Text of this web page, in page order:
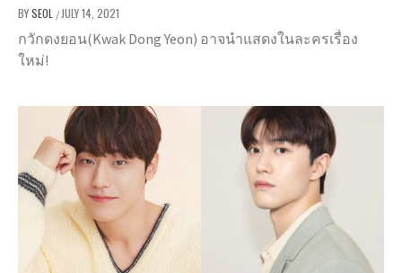
BYSEOL / JULY 14, 2021
กวักดงยอน(Kwak Dong Yeon) อาจนำแสดงในละครเรื่อง
ใหม่!